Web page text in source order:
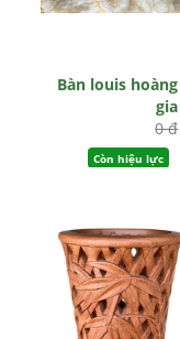
Bàn louis hoàng
gia
0 đ
Còn hiệu lực